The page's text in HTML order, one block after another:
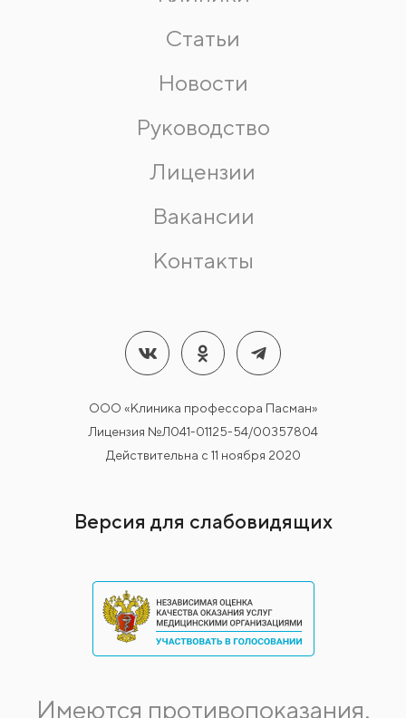
Статьи
Новости
Руководство
Лицензии
Вакансии
Контакты
ООО «Клиника профессора Пасман»
Лицензия №Л041-01125-54/00357804
Действительна с 11 ноября 2020
Версия для слабовидящих
Имеются противопоказания.